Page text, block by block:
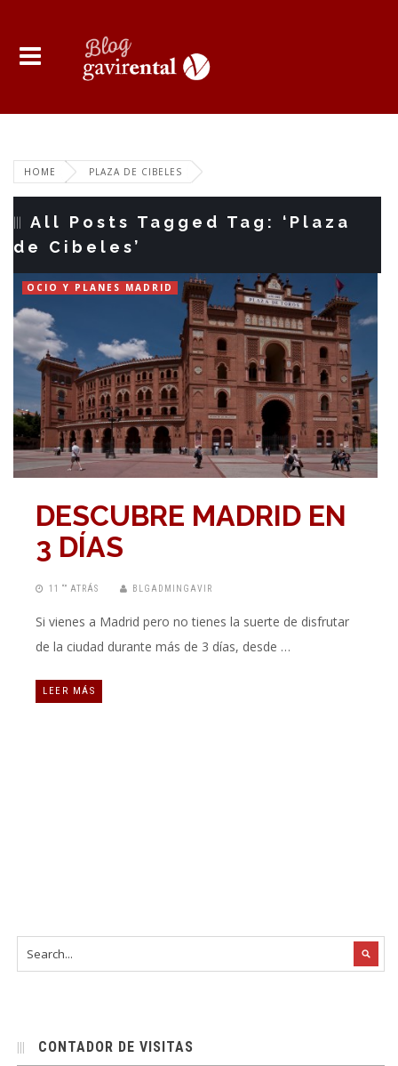
HOME PLAZA DE CIBELES
All Posts Tagged Tag: ‘Plaza
de Cibeles’
OCIO Y PLANES MADRID
DESCUBRE MADRID EN
3 DÍAS
11 “” ATRÁS BLGADMINGAVIR
Si vienes a Madrid pero no tienes la suerte de disfrutar
de la ciudad durante más de 3 días, desde …
LEER MÁS
CONTADOR DE VISITAS